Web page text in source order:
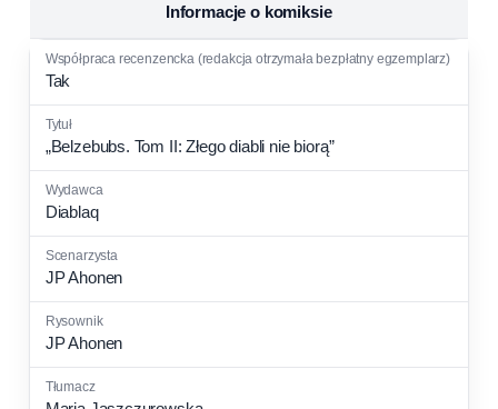
Informacje o komiksie
Tak
„Belzebubs. Tom II: Złego diabli nie biorą”
Diablaq
JP Ahonen
JP Ahonen